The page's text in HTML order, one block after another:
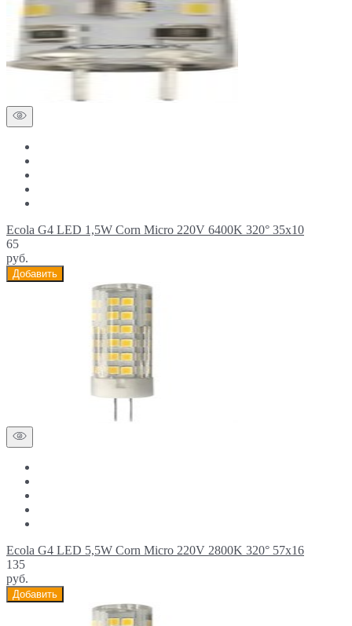
Ecola G4 LED 1,5W Corn Micro 220V 6400K 320° 35x10
65
руб.
Добавить
Ecola G4 LED 5,5W Corn Micro 220V 2800K 320° 57x16
135
руб.
Добавить